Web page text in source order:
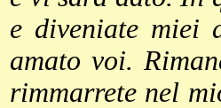
e diveniate miei
amato voi.
rimmarrete nel